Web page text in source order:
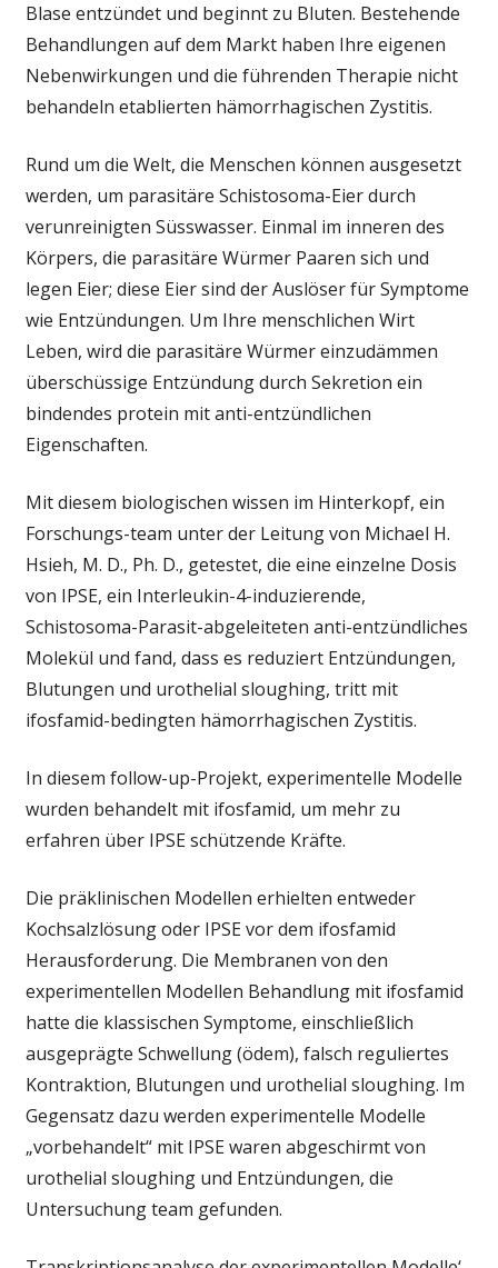
Blase entzündet und beginnt zu Bluten. Bestehende
Behandlungen auf dem Markt haben Ihre eigenen
Nebenwirkungen und die führenden Therapie nicht
behandeln etablierten hämorrhagischen Zystitis.
Rund um die Welt, die Menschen können ausgesetzt
werden, um parasitäre Schistosoma-Eier durch
verunreinigten Süsswasser. Einmal im inneren des
Körpers, die parasitäre Würmer Paaren sich und
legen Eier; diese Eier sind der Auslöser für Symptome
wie Entzündungen. Um Ihre menschlichen Wirt
Leben, wird die parasitäre Würmer einzudämmen
überschüssige Entzündung durch Sekretion ein
bindendes protein mit anti-entzündlichen
Eigenschaften.
Mit diesem biologischen wissen im Hinterkopf, ein
Forschungs-team unter der Leitung von Michael H.
Hsieh, M. D., Ph. D., getestet, die eine einzelne Dosis
von IPSE, ein Interleukin-4-induzierende,
Schistosoma-Parasit-abgeleiteten anti-entzündliches
Molekül und fand, dass es reduziert Entzündungen,
Blutungen und urothelial sloughing, tritt mit
ifosfamid-bedingten hämorrhagischen Zystitis.
In diesem follow-up-Projekt, experimentelle Modelle
wurden behandelt mit ifosfamid, um mehr zu
erfahren über IPSE schützende Kräfte.
Die präklinischen Modellen erhielten entweder
Kochsalzlösung oder IPSE vor dem ifosfamid
Herausforderung. Die Membranen von den
experimentellen Modellen Behandlung mit ifosfamid
hatte die klassischen Symptome, einschließlich
ausgeprägte Schwellung (ödem), falsch reguliertes
Kontraktion, Blutungen und urothelial sloughing. Im
Gegensatz dazu werden experimentelle Modelle
„vorbehandelt“ mit IPSE waren abgeschirmt von
urothelial sloughing und Entzündungen, die
Untersuchung team gefunden.